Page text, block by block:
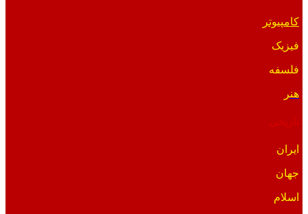
کامپیوتر
فیزیک
فلسفه
هنر
ایران
جهان
اسلام